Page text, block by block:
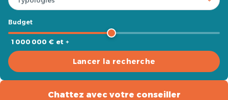
Budget
1 000 000 € et +
Lancer la recherche
Chattez avec votre conseiller